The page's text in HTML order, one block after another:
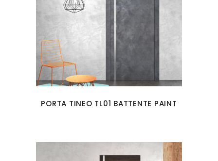
PORTA TINEO TL01 BATTENTE PAINT